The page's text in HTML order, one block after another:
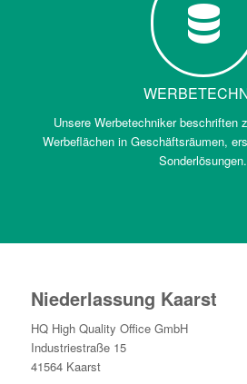
Unsere Werbetechniker beschriften
Werbeflächen in Geschäftsräumen,
Sonderlösungen.
Niederlassung Kaarst
HQ High Quality Office GmbH
Industriestraße 15
41564 Kaarst